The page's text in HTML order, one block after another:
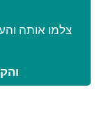
צלמו אותה